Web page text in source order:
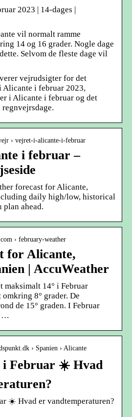
2023 | 14-dages |
vil normalt ramme
14 og 16 grader. Nogle dage
Selvom de fleste dage vil
vejrudsigter for det
Alicante i februar 2023,
i Alicante i februar og det
› vejret-i-alicante-i-februar
i februar –
forecast for Alicante,
daily high/low, historical
plan ahead.
› february-weather
for Alicante,
| AccuWeather
maksimalt 14° i Februar
8° grader. De
de 15° graden. I Februar
…
› Spanien › Alicante
Februar ☀️ Hvad
☀️ Hvad er vandtemperaturen?